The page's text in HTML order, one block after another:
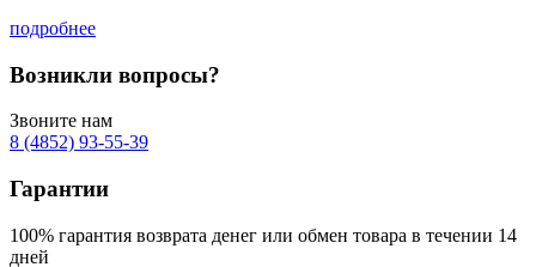
подробнее
Возникли вопросы?
Звоните нам
8 (4852) 93-55-39
Гарантии
100% гарантия возврата денег или обмен товара в течении 14
дней